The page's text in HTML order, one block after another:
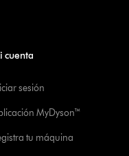
cuenta
sesión
MyDyson™
tu máquina